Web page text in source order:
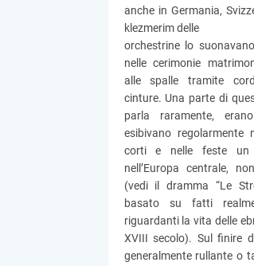
anche in Germania,
klezmerim delle
orchestrine lo
nelle cerimonie
alle spalle tramite
cinture. Una parte di
parla raramente,
esibivano regolarmente
corti e nelle feste un
nell’Europa centrale,
(vedi il dramma “Le
basato su fatti
riguardanti la vita delle
XVIII secolo). Sul finire
generalmente rullante o